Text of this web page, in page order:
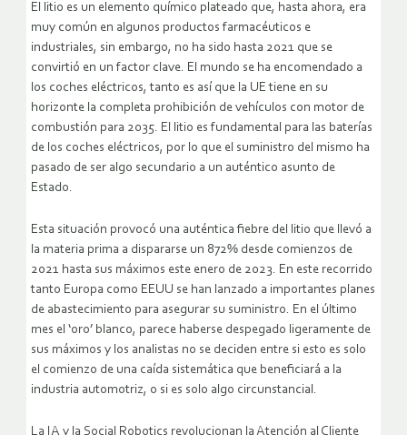
El litio es un elemento químico plateado que, hasta ahora, era
muy común en algunos productos farmacéuticos e
industriales, sin embargo, no ha sido hasta 2021 que se
convirtió en un factor clave. El mundo se ha encomendado a
los coches eléctricos, tanto es así que la UE tiene en su
horizonte la completa prohibición de vehículos con motor de
combustión para 2035. El litio es fundamental para las baterías
de los coches eléctricos, por lo que el suministro del mismo ha
pasado de ser algo secundario a un auténtico asunto de
Estado.
Esta situación provocó una auténtica fiebre del litio que llevó a
la materia prima a dispararse un 872% desde comienzos de
2021 hasta sus máximos este enero de 2023. En este recorrido
tanto Europa como EEUU se han lanzado a importantes planes
de abastecimiento para asegurar su suministro. En el último
mes el ‘oro’ blanco, parece haberse despegado ligeramente de
sus máximos y los analistas no se deciden entre si esto es solo
el comienzo de una caída sistemática que beneficiará a la
industria automotriz, o si es solo algo circunstancial.
La IA y la Social Robotics revolucionan la Atención al Cliente